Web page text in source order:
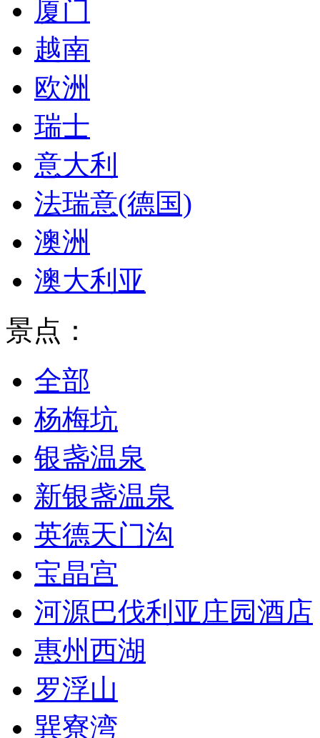
厦门
越南
欧洲
瑞士
意大利
法瑞意(德国)
澳洲
澳大利亚
景点：
全部
杨梅坑
银盏温泉
新银盏温泉
英德天门沟
宝晶宫
河源巴伐利亚庄园酒店
惠州西湖
罗浮山
巽寮湾